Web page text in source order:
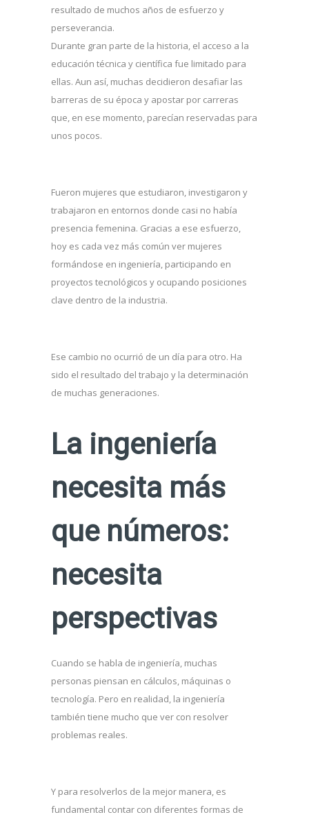
resultado de muchos años de esfuerzo y
perseverancia.
Durante gran parte de la historia, el acceso a la
educación técnica y científica fue limitado para
ellas. Aun así, muchas decidieron desafiar las
barreras de su época y apostar por carreras
que, en ese momento, parecían reservadas para
unos pocos.
Fueron mujeres que estudiaron, investigaron y
trabajaron en entornos donde casi no había
presencia femenina. Gracias a ese esfuerzo,
hoy es cada vez más común ver mujeres
formándose en ingeniería, participando en
proyectos tecnológicos y ocupando posiciones
clave dentro de la industria.
Ese cambio no ocurrió de un día para otro. Ha
sido el resultado del trabajo y la determinación
de muchas generaciones.
La ingeniería
necesita más
que números:
necesita
perspectivas
Cuando se habla de ingeniería, muchas
personas piensan en cálculos, máquinas o
tecnología. Pero en realidad, la ingeniería
también tiene mucho que ver con resolver
problemas reales.
Y para resolverlos de la mejor manera, es
fundamental contar con diferentes formas de